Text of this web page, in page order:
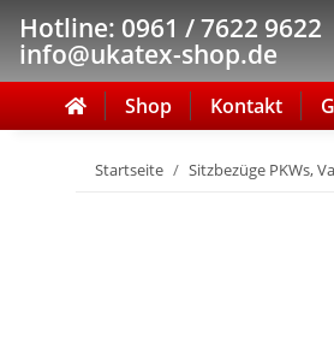
Hotline: 0961 / 7622 9622
info@ukatex-shop.de
Shop Kontakt
Startseite Sitzbezüge PKWs,